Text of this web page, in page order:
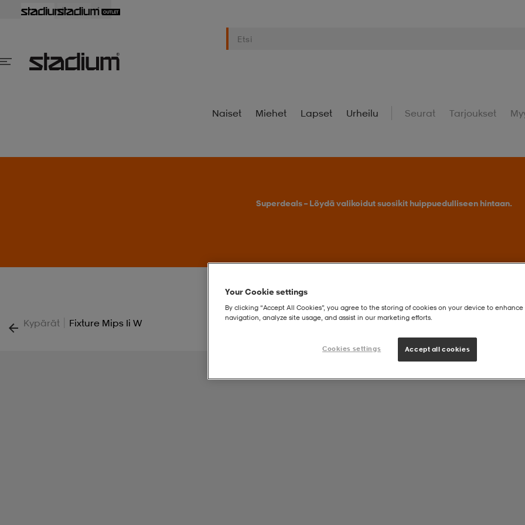
Naiset Miehet Lapset Urheilu Seurat Tarjoukset
Superdeals – Löydä valikoidut suosikit huippuedulliseen hintaan.
Kypärät | Fixture Mips Ii W
Your Cookie settings
By clicking “Accept All Cookies”, you agree to the storing of cookies on your device to enhance
navigation, analyze site usage, and assist in our marketing efforts.
Cookies settings Accept all cookies